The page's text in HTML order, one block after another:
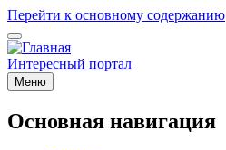
Перейти к основному содержанию
Интересный портал
Меню
Основная навигация